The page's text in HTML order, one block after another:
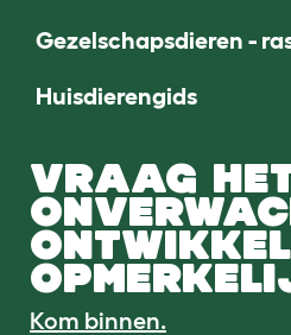
Gezelschapsdieren -
Huisdierengids
VRAAG
Kom binnen.